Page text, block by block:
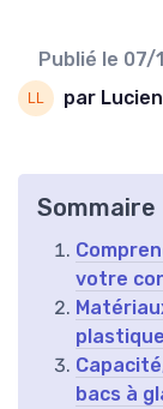
Publié le 07/
par
Sommaire
votre
bacs à